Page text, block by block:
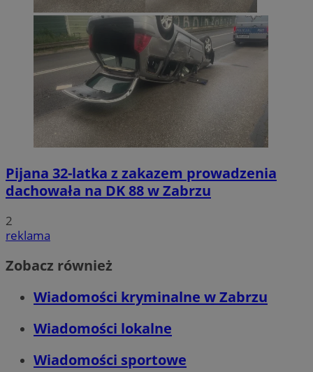
Pijana 32-latka z zakazem prowadzenia
dachowała na DK 88 w Zabrzu
2
reklama
Zobacz również
Wiadomości kryminalne w Zabrzu
Wiadomości lokalne
Wiadomości sportowe